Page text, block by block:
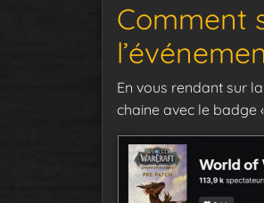
Comment
En vous rendant sur
chaine avec le badge